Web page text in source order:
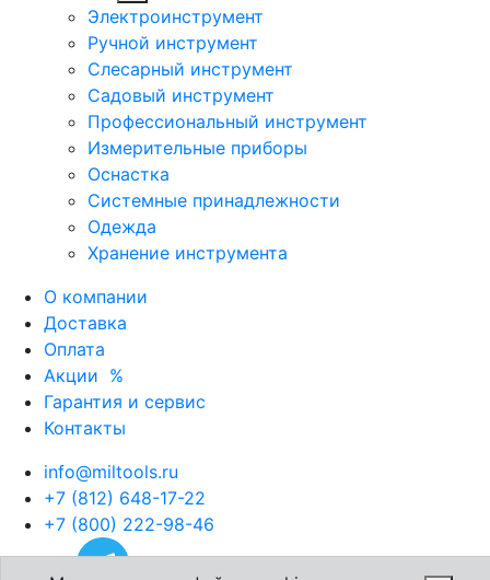
Электроинструмент
Ручной инструмент
Слесарный инструмент
Садовый инструмент
Профессиональный инструмент
Измерительные приборы
Оснастка
Системные принадлежности
Одежда
Хранение инструмента
О компании
Доставка
Оплата
Акции %
Гарантия и сервис
Контакты
info@miltools.ru
+7 (812) 648-17-22
+7 (800) 222-98-46